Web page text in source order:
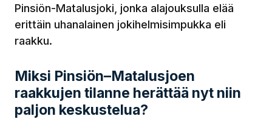
Pinsiön-Matalusjoki, jonka alajouksulla elää
erittäin uhanalainen jokihelmisimpukka eli
raakku.
Miksi Pinsiön–Matalusjoen
raakkujen tilanne herättää nyt niin
paljon keskustelua?